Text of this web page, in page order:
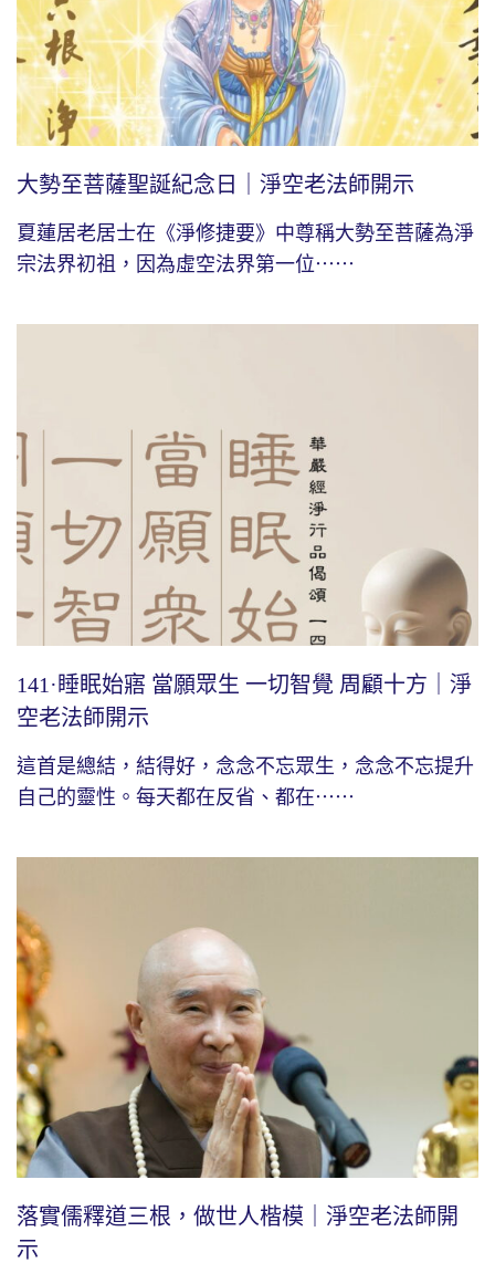
大勢至菩薩聖誕紀念日｜淨空老法師開示
夏蓮居老居士在《淨修捷要》中尊稱大勢至菩薩為淨
宗法界初祖，因為虛空法界第一位⋯⋯
141·睡眠始寤 當願眾生 一切智覺 周顧十方｜淨
空老法師開示
這首是總結，結得好，念念不忘眾生，念念不忘提升
自己的靈性。每天都在反省、都在⋯⋯
落實儒釋道三根，做世人楷模｜淨空老法師開
示